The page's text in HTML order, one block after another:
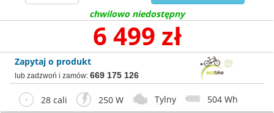
chwilowo niedostępny
6 499 zł
Zapytaj o produkt
lub zadzwoń i zamów: 669 175 126
28 cali 250 W Tylny 504 Wh